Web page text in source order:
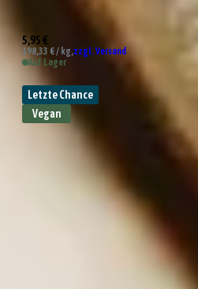
Bio
5,95 €
198,33 € / kg,zzgl. Versand
Auf Lager
Letzte Chance
Vegan